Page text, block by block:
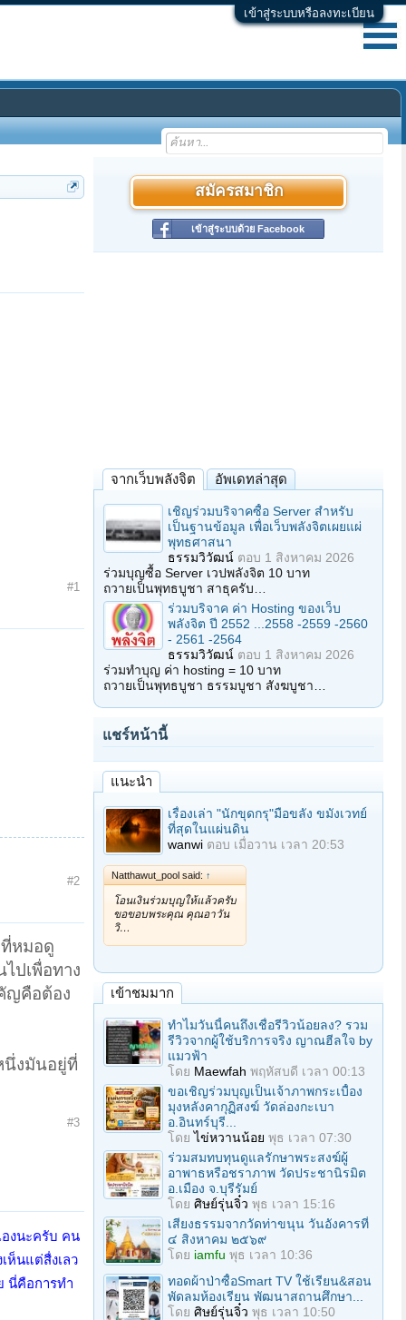
เข้าสู่ระบบหรือลงทะเบียน
#1
#2
ที่หมอดู
ปเพื่อทาง
ญคือต้อง
นึ่งมันอยู่ที่
#3
องนะครับ คน
ห็นแต่สื่งเลว
นี่คือการทำ
สมัครสมาชิก
เข้าสู่ระบบด้วย Facebook
จากเว็บพลังจิต อัพเดทล่าสุด
เชิญร่วมบริจาคซื้อ Server สำหรับ
เป็นฐานข้อมูล เพื่อเว็บพลังจิตเผยแผ่
พุทธศาสนา
ธรรมวิวัฒน์ ตอบ 1 สิงหาคม 2026
ร่วมบุญซื้อ Server เวปพลังจิต 10 บาท
ถวายเป็นพุทธบูชา สาธุครับ…
ร่วมบริจาค ค่า Hosting ของเว็บ
พลังจิต ปี 2552 ...2558 -2559 -2560
- 2561 -2564
ธรรมวิวัฒน์ ตอบ 1 สิงหาคม 2026
ร่วมทำบุญ ค่า hosting = 10 บาท
ถวายเป็นพุทธบูชา ธรรมบูชา สังฆบูชา…
แชร์หน้านี้
แนะนำ
เรื่องเล่า "นักขุดกรุ"มือขลัง ขมังเวทย์
ที่สุดในแผ่นดิน
wanwi ตอบ เมื่อวาน เวลา 20:53
Natthawut_pool said: ↑
โอนเงินร่วมบุญให้แล้วครับ
ขอขอบพระคุณ คุณอาวัน
วิ…
เข้าชมมาก
ทำไมวันนี้คนถึงเชื่อรีวิวน้อยลง? รวม
รีวิวจากผู้ใช้บริการจริง ญาณฮีลใจ by
แมวฟ้า
โดย Maewfah พฤหัสบดี เวลา 00:13
ขอเชิญร่วมบุญเป็นเจ้าภาพกระเบื้อง
มุงหลังคากุฏิสงฆ์ วัดล่องกะเบา
อ.อินทร์บุรี...
โดยไข่หวานน้อย พุธ เวลา 07:30
ร่วมสมทบทุนดูแลรักษาพระสงฆ์ผู้
อาพาธหรือชราภาพ วัดประชานิรมิต
อ.เมือง จ.บุรีรัมย์
โดย ศิษย์รุ่นจิ๋ว พุธ เวลา 15:16
เสียงธรรมจากวัดท่าขนุน วันอังคารที่
๔ สิงหาคม ๒๕๖๙
โดย iamfu พุธ เวลา 10:36
ทอดผ้าป่าซื้อSmart TV ใช้เรียน&สอน
พัดลมห้องเรียน พัฒนาสถานศึกษา...
โดย ศิษย์รุ่นจิ๋ว พุธ เวลา 10:50